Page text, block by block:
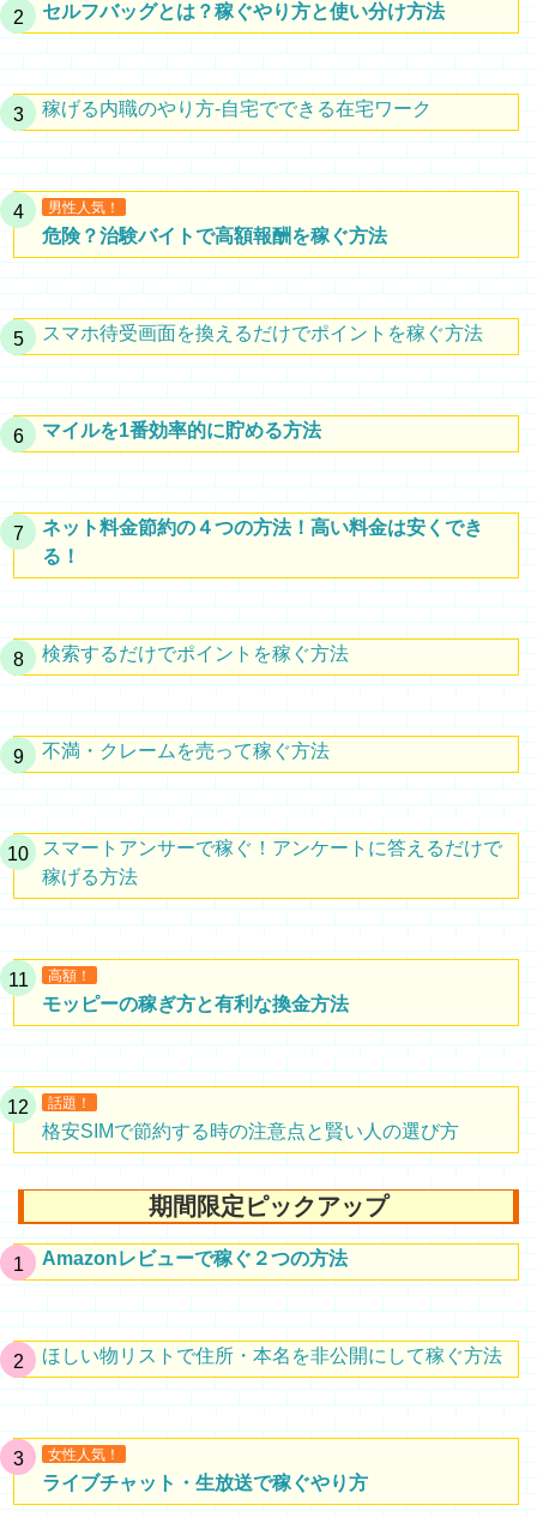
セルフバッグとは？稼ぐやり方と使い分け方法
稼げる内職のやり方-自宅でできる在宅ワーク
男性人気！
危険？治験バイトで高額報酬を稼ぐ方法
スマホ待受画面を換えるだけでポイントを稼ぐ方法
マイルを1番効率的に貯める方法
ネット料金節約の４つの方法！高い料金は安くでき
る！
検索するだけでポイントを稼ぐ方法
不満・クレームを売って稼ぐ方法
スマートアンサーで稼ぐ！アンケートに答えるだけで
稼げる方法
高額！
モッピーの稼ぎ方と有利な換金方法
話題！
格安SIMで節約する時の注意点と賢い人の選び方
期間限定ピックアップ
Amazonレビューで稼ぐ２つの方法
ほしい物リストで住所・本名を非公開にして稼ぐ方法
女性人気！
ライブチャット・生放送で稼ぐやり方